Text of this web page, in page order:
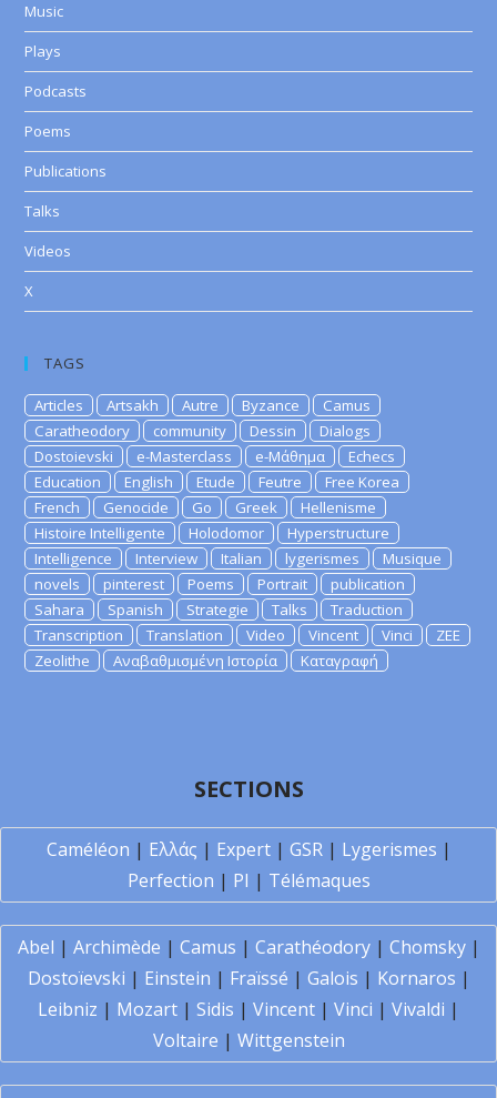
Music
Plays
Podcasts
Poems
Publications
Talks
Videos
X
TAGS
Articles Artsakh Autre Byzance
Camus
Caratheodory
community Dessin
Dialogs
Dostoievski
e-Masterclass e-Μάθημα
Echecs
Education
English Etude Feutre
Free Korea
French
Genocide Go Greek
Hellenisme
Histoire Intelligente
Holodomor
Hyperstructure
Intelligence
Interview Italian lygerismes
Musique
novels
pinterest Poems Portrait
publication
Sahara
Spanish Strategie Talks
Traduction
Transcription
Translation Video Vincent Vinci
ZEE
Zeolithe
Αναβαθμισμένη Ιστορία Καταγραφή
SECTIONS
Caméléon | Ελλάς | Expert| GSR| Lygerismes |
Perfection | PI | Télémaques
Abel | Archimède | Camus | Carathéodory| Chomsky|
Dostoïevski | Einstein | Fraïssé | Galois | Kornaros |
Leibniz | Mozart | Sidis | Vincent | Vinci | Vivaldi |
Voltaire | Wittgenstein